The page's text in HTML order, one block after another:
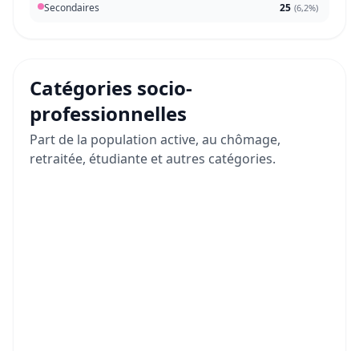
Secondaires 25 (6,2%)
Catégories socio-
professionnelles
Part de la population active, au chômage,
retraitée, étudiante et autres catégories.